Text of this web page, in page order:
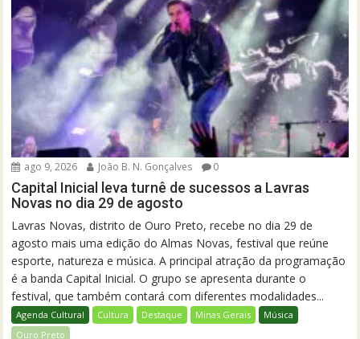
ago 9, 2026 João B. N. Gonçalves 0
Capital Inicial leva turnê de sucessos a Lavras
Novas no dia 29 de agosto
Lavras Novas, distrito de Ouro Preto, recebe no dia 29 de
agosto mais uma edição do Almas Novas, festival que reúne
esporte, natureza e música. A principal atração da programação
é a banda Capital Inicial. O grupo se apresenta durante o
festival, que também contará com diferentes modalidades...
Agenda Cultural Cultura Destaque Minas Gerais
Música
Ouro Preto